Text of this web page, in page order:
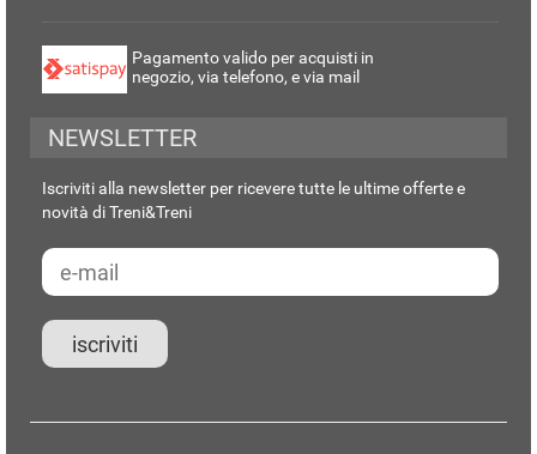
Pagamento valido per acquisti in
negozio, via telefono, e via mail
NEWSLETTER
Iscriviti alla newsletter per ricevere tutte le ultime offerte e
novità di Treni&Treni